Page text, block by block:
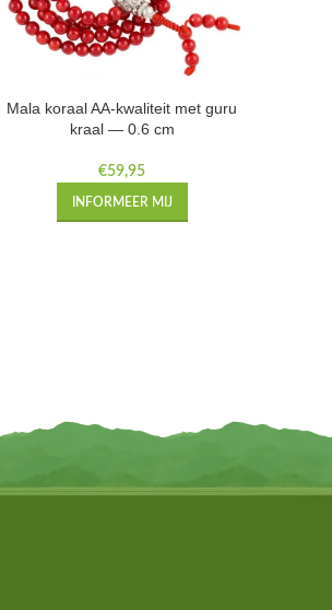
Mala koraal AA-kwaliteit met guru
kraal — 0.6 cm
€59,95
INFORMEER MIJ